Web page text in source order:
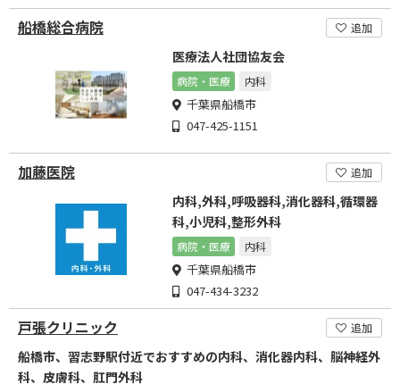
船橋総合病院 追加
医療法人社団協友会
病院・医療 内科
千葉県船橋市
047-425-1151
加藤医院 追加
内科,外科,呼吸器科,消化器科,循環器
科,小児科,整形外科
病院・医療 内科
千葉県船橋市
047-434-3232
戸張クリニック 追加
船橋市、習志野駅付近でおすすめの内科、消化器内科、脳神経外
科、皮膚科、肛門外科